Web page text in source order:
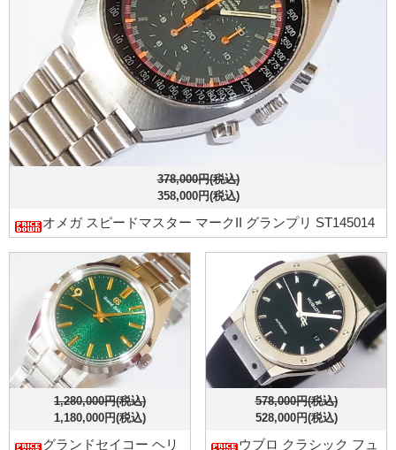
378,000円(税込)
358,000円(税込)
オメガ スピードマスター マークII グランプリ ST145014
1,280,000円(税込)
1,180,000円(税込)
グランドセイコー ヘリ
578,000円(税込)
528,000円(税込)
ウブロ クラシック フュ